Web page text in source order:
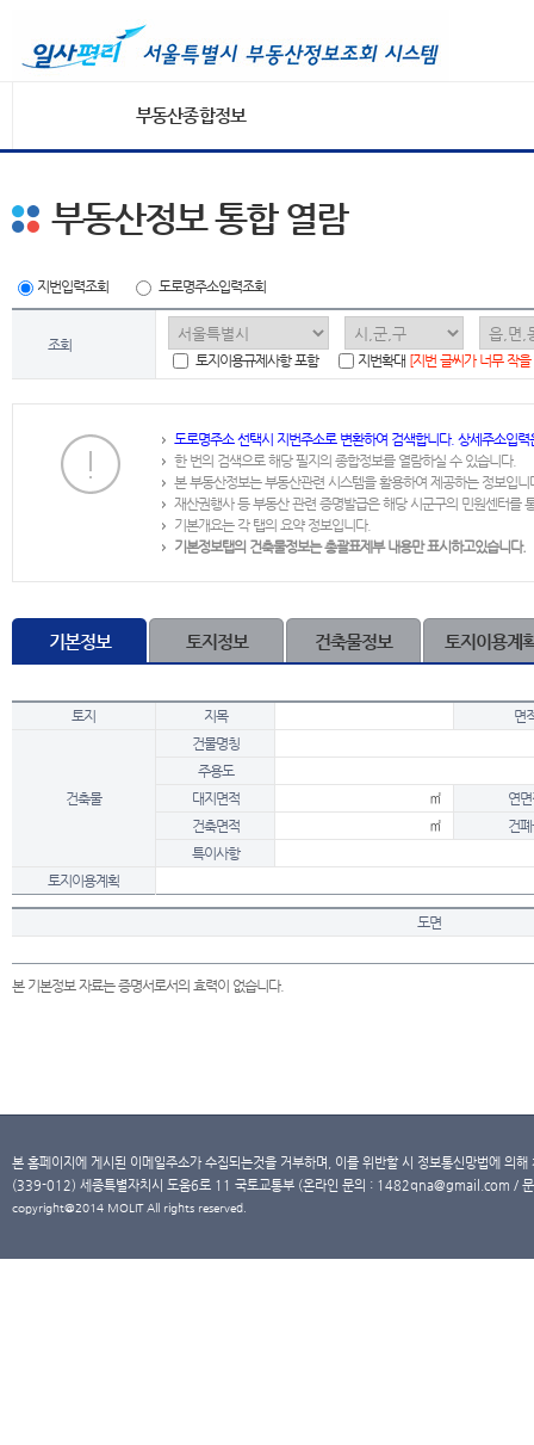
부동산종합정보
부동산정보 통합 열람
지번입력조회 도로명주소입력조회
조회
토지이용규제사항 포함
지번확대 [지번 글씨가 너무 작
도로명주소 선택시 지번주소로 변환하여 검색합니다. 상세주소입
한 번의 검색으로 해당 필지의 종합정보를 열람하실 수 있습니다.
본 부동산정보는 부동산관련 시스템을 활용하여 제공하는 정보입니
재산권행사 등 부동산 관련 증명발급은 해당 시군구의 민원센터를
기본개요는 각 탭의 요약 정보입니다.
기본정보탭의 건축물정보는 총괄표제부 내용만 표시하고있습니다.
기본정보 토지정보 건축물정보 토지이용계
토지 지목 면
건축물
건물명칭
주용도
대지면적
㎡
연
건축면적
㎡
건
특이사항
토지이용계획
도면
본 기본정보 자료는 증명서로서의 효력이 없습니다.
본 홈페이지에 게시된 이메일주소가 수집되는것을 거부하며, 이를 위반할 시 정보통신망법에 의
(339-012) 세종특별자치시 도움6로 11 국토교통부 (온라인 문의 : 1482qna@gmail.com /
copyright@2014 MOLIT All rights reserved.